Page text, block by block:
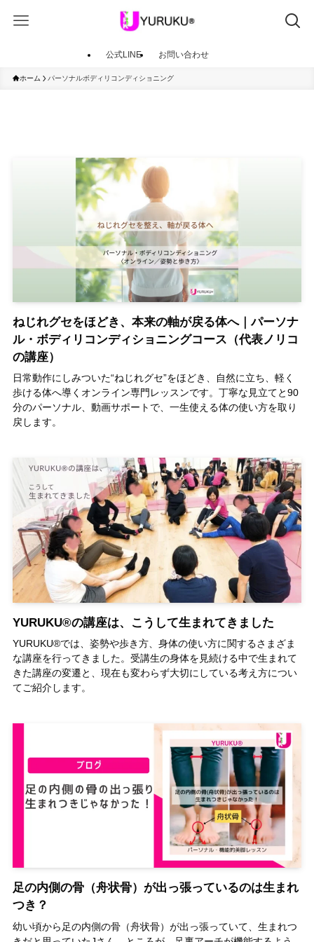
公式LINE お問い合わせ
ホーム パーソナルボディリコンディショニング
ねじれグセをほどき、本来の軸が戻る体へ｜パーソナ
ル・ボディリコンディショニングコース（代表ノリコ
の講座）
日常動作にしみついた“ねじれグセ”をほどき、自然に立ち、軽く
歩ける体へ導くオンライン専門レッスンです。丁寧な見立てと90
分のパーソナル、動画サポートで、一生使える体の使い方を取り
戻します。
YURUKU®の講座は、こうして生まれてきました
YURUKU®では、姿勢や歩き方、身体の使い方に関するさまざま
な講座を行ってきました。受講生の身体を見続ける中で生まれて
きた講座の変遷と、現在も変わらず大切にしている考え方につい
てご紹介します。
足の内側の骨（舟状骨）が出っ張っているのは生まれ
つき？
幼い頃から足の内側の骨（舟状骨）が出っ張っていて、生まれつ